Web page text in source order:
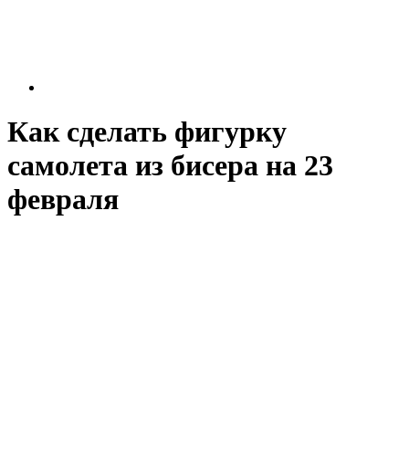
Как сделать фигурку
самолета из бисера на 23
февраля